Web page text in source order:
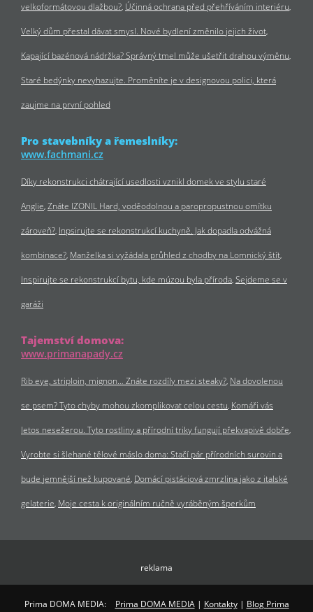
velkoformátovou dlažbou? Účinná ochrana před přehříváním interiéru
Velký dům přestal dávat smysl. Nové bydlení změnilo jejich život
Kapající bazénová nádržka? Správný tmel může ušetřit drahou výměnu
Staré bedýnky nevyhazujte. Proměníte je v designovou polici, která
zaujme na první pohled
Pro stavebníky a řemeslníky:
www.fachmani.cz
Díky rekonstrukci chátrající usedlosti vznikl domek ve stylu staré
Anglie Znáte IZONIL Hard, voděodolnou a paropropustnou omítku
zároveň? Inpsirujte se rekonstrukcí kuchyně. Jak dopadla odvážná
kombinace? Manželka si vyžádala průhled z chodby na Lomnický štít
Inspirujte se rekonstrukcí bytu, kde múzou byla příroda Sejdeme se v
garáži
Tajemství domova:
www.primanapady.cz
Rib eye, striploin, mignon… Znáte rozdíly mezi steaky? Na dovolenou
se psem? Tyto chyby mohou zkomplikovat celou cestu Komáři vás
letos nesežerou. Tyto rostliny a přírodní triky fungují překvapivě dobře
Vyrobte si šlehané tělové máslo doma: Stačí pár přírodních surovin a
bude jemnější než kupované Domácí pistáciová zmrzlina jako z italské
gelaterie Moje cesta k originálním ručně vyráběným šperkům
reklama
Prima DOMA MEDIA: Prima DOMA MEDIA| Kontakty| Blog Prima